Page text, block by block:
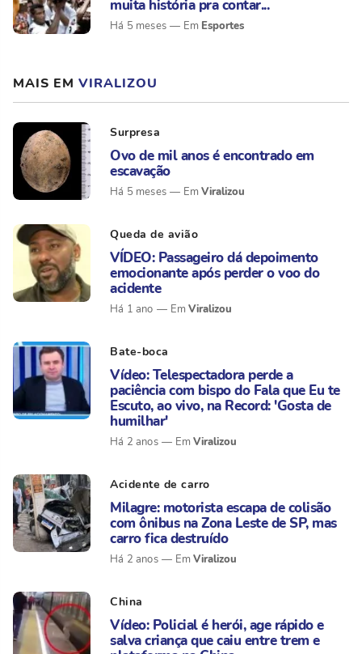
muita história pra contar...
Há 5 meses Esportes
MAIS EM VIRALIZOU
Surpresa
Ovo de mil anos é encontrado em
escavação
Há 5 meses Viralizou
Queda de avião
VÍDEO: Passageiro dá depoimento
emocionante após perder o voo do
acidente
Há 1 ano Viralizou
Bate-boca
Vídeo: Telespectadora perde a
paciência com bispo do Fala que Eu te
Escuto, ao vivo, na Record: 'Gosta de
humilhar'
Há 2 anos Viralizou
Acidente de carro
Milagre: motorista escapa de colisão
com ônibus na Zona Leste de SP, mas
carro fica destruído
Há 2 anos Viralizou
China
Vídeo: Policial é herói, age rápido e
salva criança que caiu entre trem e